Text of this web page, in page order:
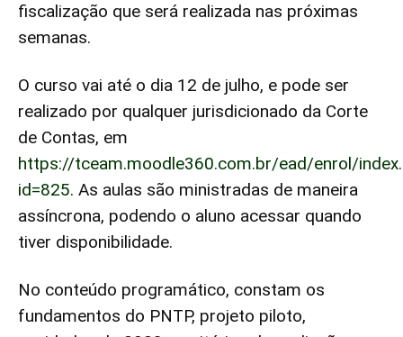
fiscalização que será realizada nas próximas
semanas.
O curso vai até o dia 12 de julho, e pode ser
realizado por qualquer jurisdicionado da Corte
de Contas, em
https://tceam.moodle360.com.br/ead/enrol/
id=825. As aulas são ministradas de maneira
assíncrona, podendo o aluno acessar quando
tiver disponibilidade.
No conteúdo programático, constam os
fundamentos do PNTP, projeto piloto,